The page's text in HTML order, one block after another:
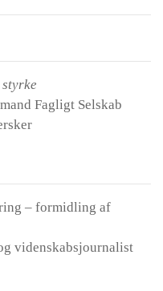
Fagligt Selskab
– formidling af
videnskabsjournalist